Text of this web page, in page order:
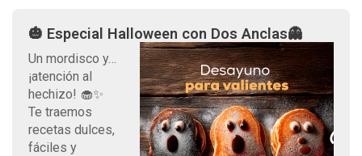
🎃 Especial Halloween con Dos Anclas👻
Un mordisco y…
¡atención al
hechizo! 🧁✨
Te traemos
recetas dulces,
fáciles y